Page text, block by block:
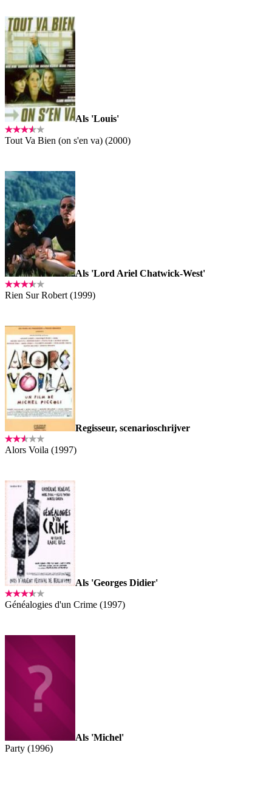
Als 'Louis'
Tout Va Bien (on s'en va) (2000)
Als 'Lord Ariel Chatwick-West'
Rien Sur Robert (1999)
Regisseur, scenarioschrijver
Alors Voila (1997)
Als 'Georges Didier'
Généalogies d'un Crime (1997)
Als 'Michel'
Party (1996)